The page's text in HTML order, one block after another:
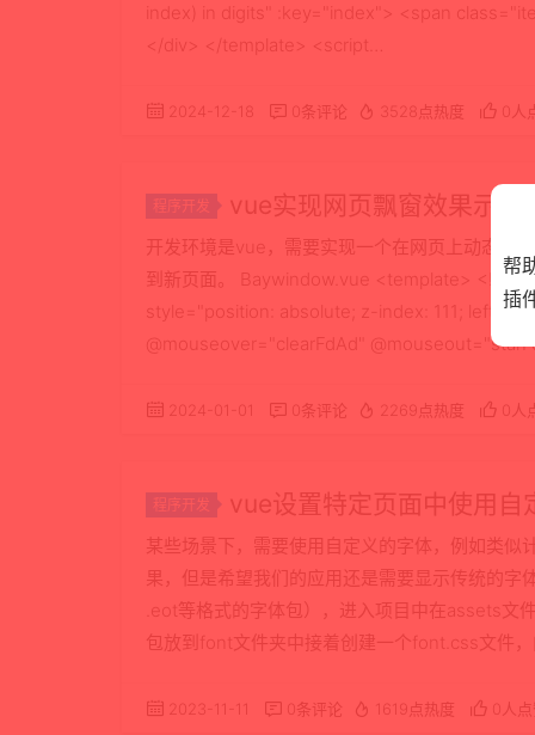
index) in digits" :key="index"> <span
</div> </template> <script…
2024-12-18 0条评论 3528点热度 0人
程序开发 vue实现网页飘窗效果示例
开发环境是vue，需要实现一个在网页上动态漂
到新页面。 Baywindow.vue <template> <!--
style="position: absolute; z-index: 111; left: 0;
@mouseover="clearFdAd"
2024-01-01 0条评论 2269点热度 0人
程序开发 vue设置特定页面中使用自
某些场景下，需要使用自定义的字体，例如类
果，但是希望我们的应用还是需要显示传统的
.eot等格式的字体包），进入项目中在assets文
包放到font文件夹中接着创建一个font.css文件
2023-11-11 0条评论 1619点热度 0人
帮
插